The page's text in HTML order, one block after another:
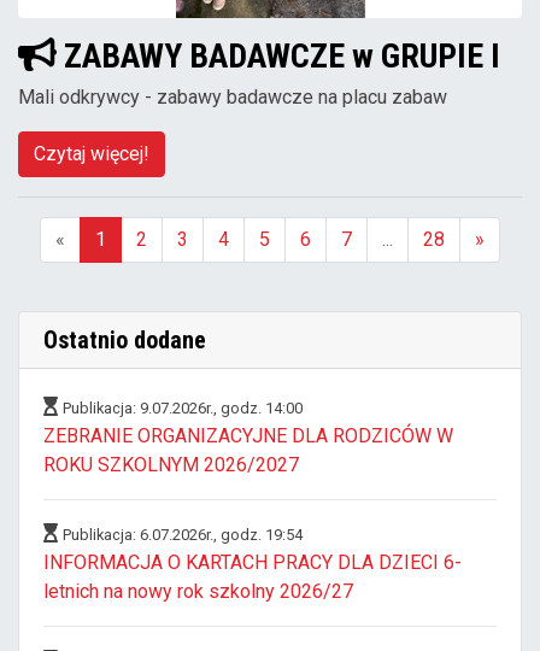
ZABAWY BADAWCZE w GRUPIE I
Mali odkrywcy - zabawy badawcze na placu zabaw
Czytaj więcej!
«
1
2 3 4 5 6 7 ... 28 »
Ostatnio dodane
Publikacja: 9.07.2026r., godz. 14:00
ZEBRANIE ORGANIZACYJNE DLA RODZICÓW W
ROKU SZKOLNYM 2026/2027
Publikacja: 6.07.2026r., godz. 19:54
INFORMACJA O KARTACH PRACY DLA DZIECI 6-
letnich na nowy rok szkolny 2026/27